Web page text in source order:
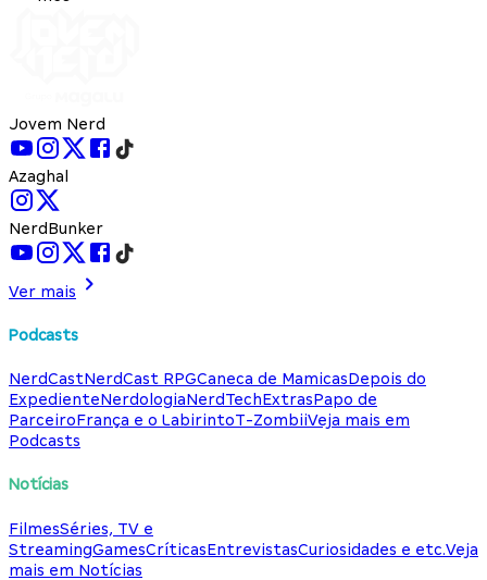
Jovem Nerd
Azaghal
NerdBunker
Ver mais
Podcasts
NerdCastNerdCast RPGCaneca de MamicasDepois do
ExpedienteNerdologiaNerdTechExtrasPapo de
ParceiroFrança e o LabirintoT-ZombiiVeja mais em
Podcasts
Notícias
FilmesSéries, TV e
StreamingGamesCríticasEntrevistasCuriosidades e etc.Veja
mais em Notícias